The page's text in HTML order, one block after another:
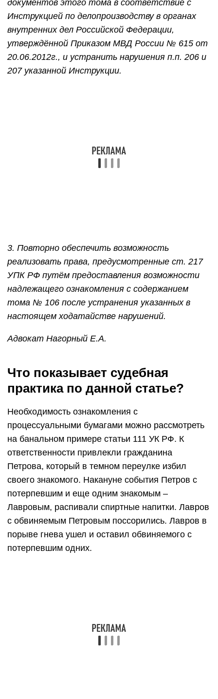
документов этого тома в соответствие с
Инструкцией по делопроизводству в органах
внутренних дел Российской Федерации,
утверждённой Приказом МВД России № 615 от
20.06.2012г., и устранить нарушения п.п. 206 и
207 указанной Инструкции.
3. Повторно обеспечить возможность
реализовать права, предусмотренные ст. 217
УПК РФ путём предоставления возможности
надлежащего ознакомления с содержанием
тома № 106 после устранения указанных в
настоящем ходатайстве нарушений.
Адвокат Нагорный Е.А.
Что показывает судебная
практика по данной статье?
Необходимость ознакомления с
процессуальными бумагами можно рассмотреть
на банальном примере статьи 111 УК РФ. К
ответственности привлекли гражданина
Петрова, который в темном переулке избил
своего знакомого. Накануне события Петров с
потерпевшим и еще одним знакомым –
Лавровым, распивали спиртные напитки. Лавров
с обвиняемым Петровым поссорились. Лавров в
порыве гнева ушел и оставил обвиняемого с
потерпевшим одних.